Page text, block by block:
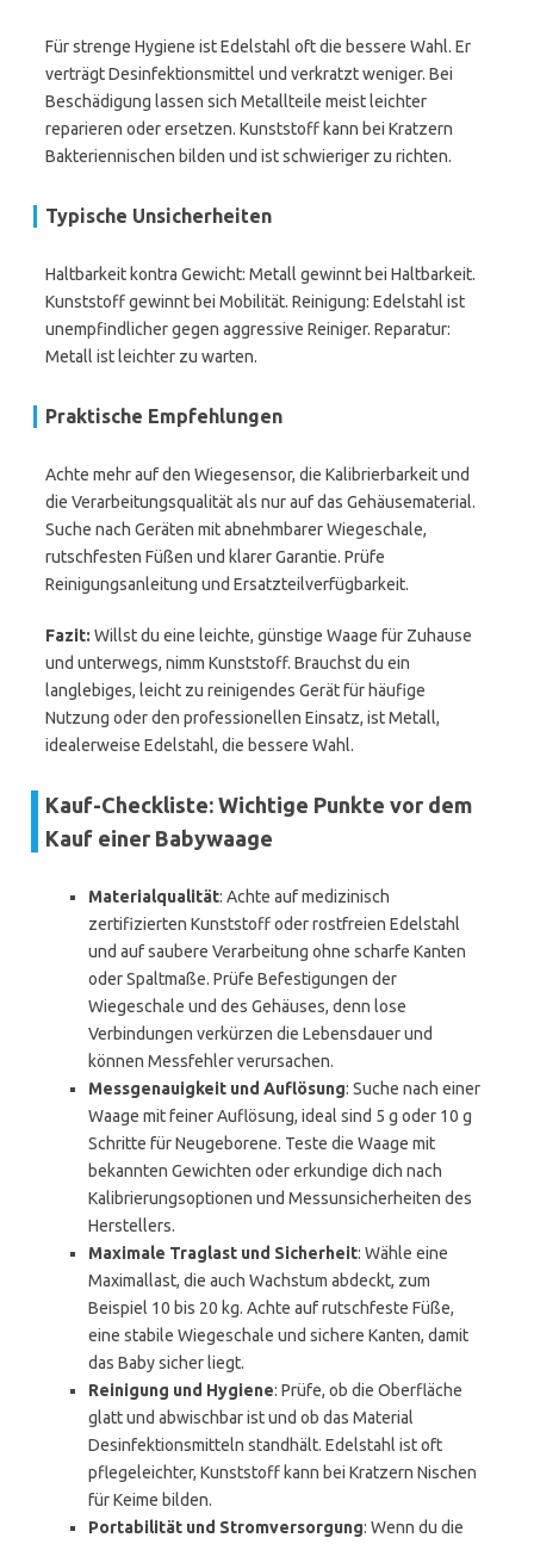
Für strenge Hygiene ist Edelstahl oft die bessere Wahl. Er
verträgt Desinfektionsmittel und verkratzt weniger. Bei
Beschädigung lassen sich Metallteile meist leichter
reparieren oder ersetzen. Kunststoff kann bei Kratzern
Bakteriennischen bilden und ist schwieriger zu richten.
Typische Unsicherheiten
Haltbarkeit kontra Gewicht: Metall gewinnt bei Haltbarkeit.
Kunststoff gewinnt bei Mobilität. Reinigung: Edelstahl ist
unempfindlicher gegen aggressive Reiniger. Reparatur:
Metall ist leichter zu warten.
Praktische Empfehlungen
Achte mehr auf den Wiegesensor, die Kalibrierbarkeit und
die Verarbeitungsqualität als nur auf das Gehäusematerial.
Suche nach Geräten mit abnehmbarer Wiegeschale,
rutschfesten Füßen und klarer Garantie. Prüfe
Reinigungsanleitung und Ersatzteilverfügbarkeit.
Fazit: Willst du eine leichte, günstige Waage für Zuhause
und unterwegs, nimm Kunststoff. Brauchst du ein
langlebiges, leicht zu reinigendes Gerät für häufige
Nutzung oder den professionellen Einsatz, ist Metall,
idealerweise Edelstahl, die bessere Wahl.
Kauf-Checkliste: Wichtige Punkte vor dem
Kauf einer Babywaage
Materialqualität: Achte auf medizinisch
zertifizierten Kunststoff oder rostfreien Edelstahl
und auf saubere Verarbeitung ohne scharfe Kanten
oder Spaltmaße. Prüfe Befestigungen der
Wiegeschale und des Gehäuses, denn lose
Verbindungen verkürzen die Lebensdauer und
können Messfehler verursachen.
Messgenauigkeit und Auflösung: Suche nach einer
Waage mit feiner Auflösung, ideal sind 5 g oder 10 g
Schritte für Neugeborene. Teste die Waage mit
bekannten Gewichten oder erkundige dich nach
Kalibrierungsoptionen und Messunsicherheiten des
Herstellers.
Maximale Traglast und Sicherheit: Wähle eine
Maximallast, die auch Wachstum abdeckt, zum
Beispiel 10 bis 20 kg. Achte auf rutschfeste Füße,
eine stabile Wiegeschale und sichere Kanten, damit
das Baby sicher liegt.
Reinigung und Hygiene: Prüfe, ob die Oberfläche
glatt und abwischbar ist und ob das Material
Desinfektionsmitteln standhält. Edelstahl ist oft
pflegeleichter, Kunststoff kann bei Kratzern Nischen
für Keime bilden.
Portabilität und Stromversorgung: Wenn du die